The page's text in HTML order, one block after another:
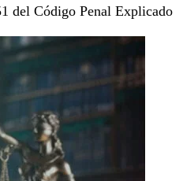
del Código Penal Explicado